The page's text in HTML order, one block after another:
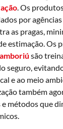
. Os
por
as pragas,
estimação. Os
são
seguro,
e ao meio
também
métodos que